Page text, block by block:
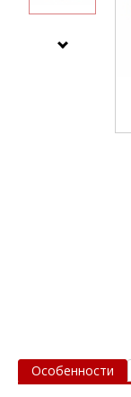
Особенности